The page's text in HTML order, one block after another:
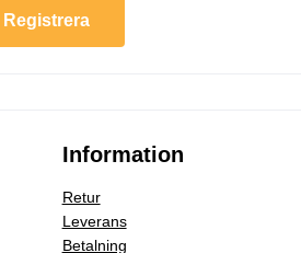
Registrera
Information
Retur
Leverans
Betalning